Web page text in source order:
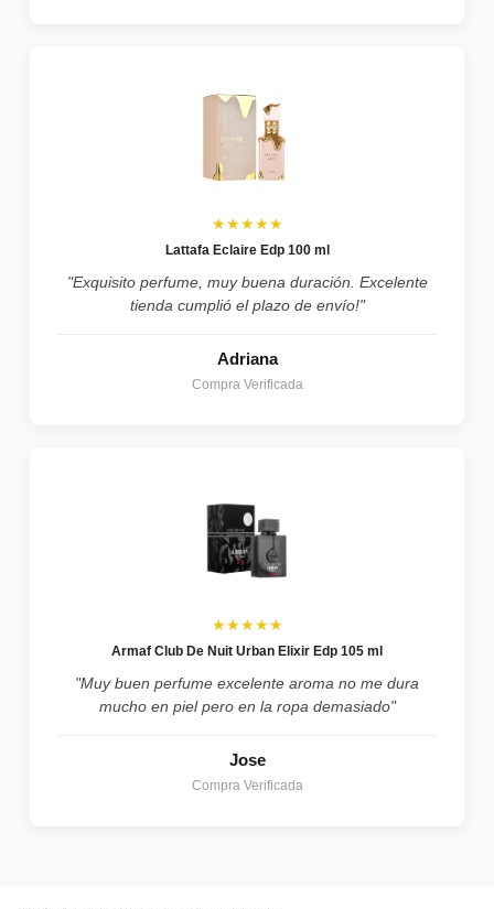
★★★★★
Lattafa Eclaire Edp 100 ml
"Exquisito perfume, muy buena duración. Excelente
tienda cumplió el plazo de envío!"
Adriana
Compra Verificada
★★★★★
Armaf Club De Nuit Urban Elixir Edp 105 ml
"Muy buen perfume excelente aroma no me dura
mucho en piel pero en la ropa demasiado"
Jose
Compra Verificada